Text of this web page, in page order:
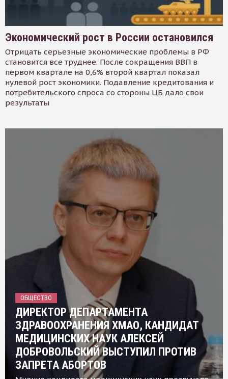
Экономический рост в России остановился
Отрицать серьезные экономические проблемы в РФ
становится все труднее. После сокращения ВВП в
первом квартале на 0,6% второй квартал показал
нулевой рост экономики. Подавление кредитования и
потребительского спроса со стороны ЦБ дало свои
результаты
ОБЩЕСТВО
ДИРЕКТОР ДЕПАРТАМЕНТА
ЗДРАВООХРАНЕНИЯ ХМАО, КАНДИДАТ
МЕДИЦИНСКИХ НАУК АЛЕКСЕЙ
ДОБРОВОЛЬСКИЙ ВЫСТУПИЛ ПРОТИВ
ЗАПРЕТА АБОРТОВ